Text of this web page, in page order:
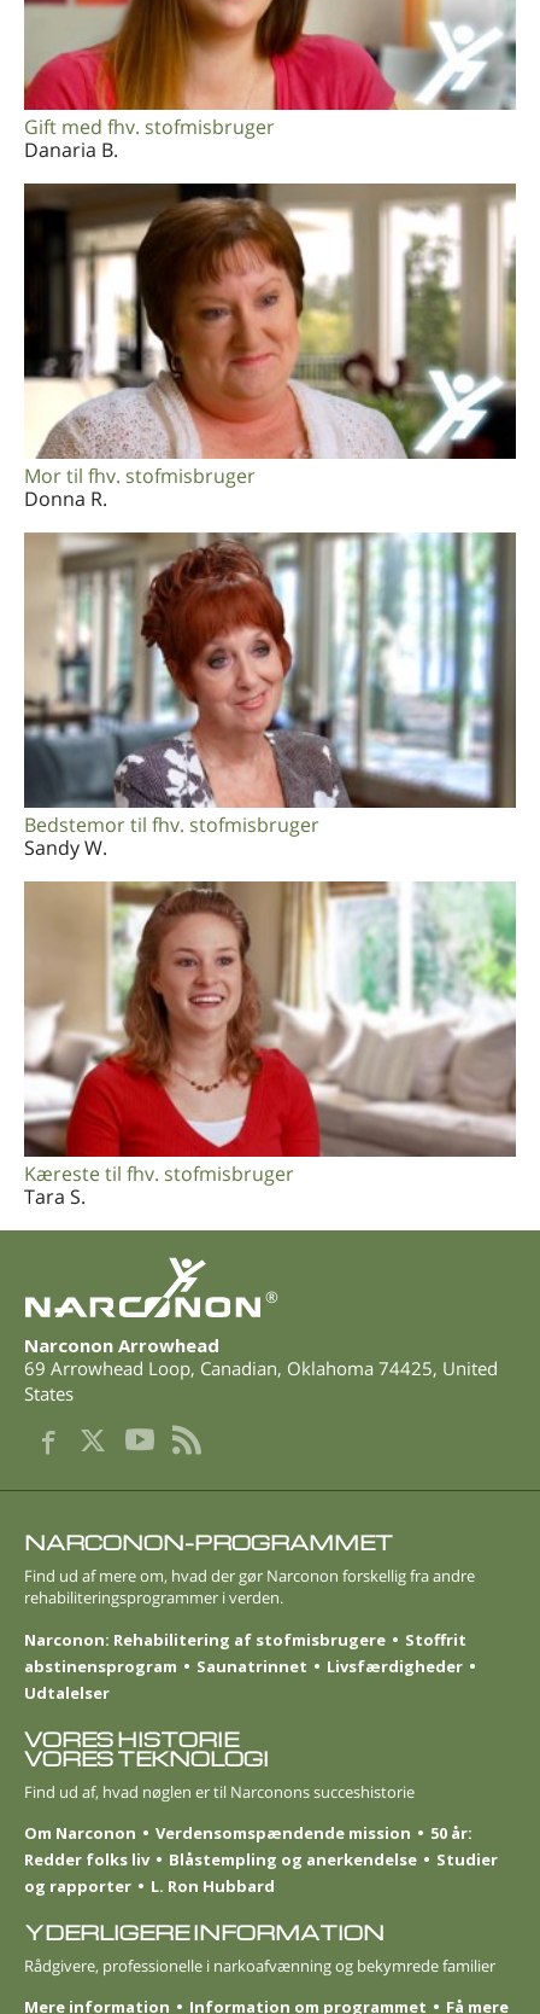
Gift med fhv. stofmisbruger
Danaria B.
Mor til fhv. stofmisbruger
Donna R.
Bedstemor til fhv. stofmisbruger
Sandy W.
Kæreste til fhv. stofmisbruger
Tara S.
®
Narconon Arrowhead
69 Arrowhead Loop, Canadian, Oklahoma 74425, United
States
NARCONON-PROGRAMMET
Find ud af mere om, hvad der gør Narconon forskellig fra andre
rehabiliteringsprogrammer i verden.
Narconon: Rehabilitering af stofmisbrugere
Stoffrit
abstinensprogram
Saunatrinnet
Livsfærdigheder
Udtalelser
VORES HISTORIE
VORES TEKNOLOGI
Find ud af, hvad nøglen er til Narconons succeshistorie
Om Narconon
Verdensomspændende mission
50 år:
Redder folks liv
Blåstempling og anerkendelse
Studier
og rapporter
L. Ron Hubbard
YDERLIGERE INFORMATION
Rådgivere, professionelle i narkoafvænning og bekymrede familier
Mere information
Information om programmet Få mere